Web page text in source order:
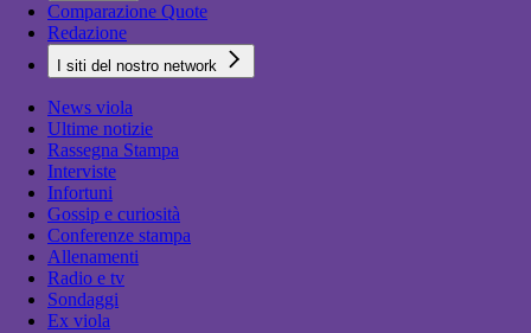
Comparazione Quote
Redazione
I siti del nostro network
News viola
Ultime notizie
Rassegna Stampa
Interviste
Infortuni
Gossip e curiosità
Conferenze stampa
Allenamenti
Radio e tv
Sondaggi
Ex viola